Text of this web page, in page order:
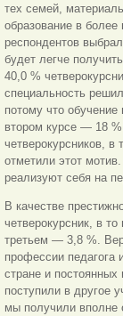
тех семей,
образование в
респондентов
будет легче
40,0 %
специальность
потому что
втором курсе — 18
четверокурсников,
отметили этот
реализуют себя на
В качестве
четверокурсник, в
третьем — 3,8 %.
профессии педагога
стране и
поступили в другое
мы получили вполне